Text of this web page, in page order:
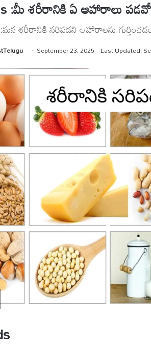
:మీ శరీరానికి ఏ ఆహారాలు
శరీరానికి సరిపడని ఆహారాలను
September 23, 2025 Last Updated: